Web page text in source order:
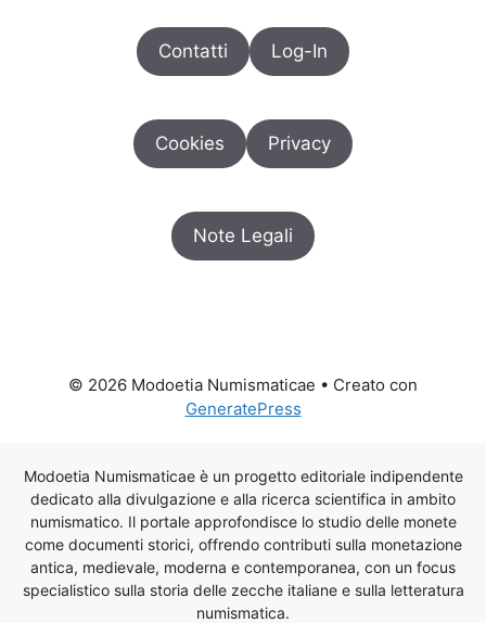
Contatti Log-In
Cookies Privacy
Note Legali
© 2026 Modoetia Numismaticae • Creato con
GeneratePress
Modoetia Numismaticae è un progetto editoriale indipendente
dedicato alla divulgazione e alla ricerca scientifica in ambito
numismatico. Il portale approfondisce lo studio delle monete
come documenti storici, offrendo contributi sulla monetazione
antica, medievale, moderna e contemporanea, con un focus
specialistico sulla storia delle zecche italiane e sulla letteratura
numismatica.